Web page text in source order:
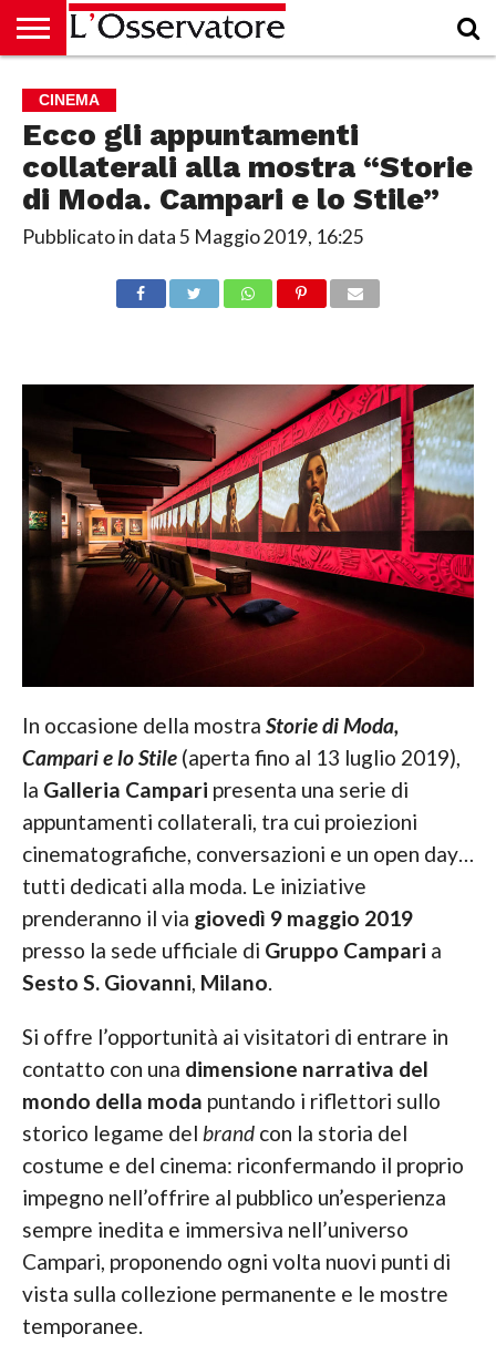
CULTURA
ECONOMIA
RUBRICHE
ARCHIVIO
PODCAST
ABBONAMENTO
CHI
SIAMO
ACCEDI
CINEMA
Ecco gli appuntamenti
collaterali alla mostra “Storie
di Moda. Campari e lo Stile”
Pubblicato in data5 Maggio 2019, 16:25
In occasione della mostra Storie di Moda,
Campari e lo Stile (aperta fino al 13 luglio 2019),
la Galleria Campari presenta una serie di
appuntamenti collaterali, tra cui proiezioni
cinematografiche, conversazioni e un open day…
tutti dedicati alla moda. Le iniziative
prenderanno il via giovedì 9 maggio 2019
presso la sede ufficiale di Gruppo Campari a
Sesto S. Giovanni Milano
Si offre l’opportunità ai visitatori di entrare in
contatto con una dimensione narrativa del
mondo della moda puntando i riflettori sullo
storico legame del brandcon la storia del
costume e del cinema: riconfermando il proprio
impegno nell’offrire al pubblico un’esperienza
sempre inedita e immersiva nell’universo
Campari, proponendo ogni volta nuovi punti di
vista sulla collezione permanente e le mostre
temporanee.